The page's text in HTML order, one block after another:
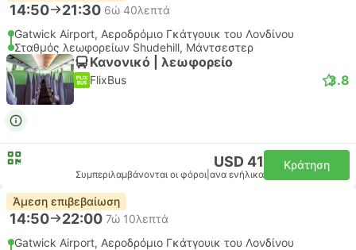
14:50 21:30 6ώ 40λεπτά
Gatwick Airport, Αεροδρόμιο Γκάτγουικ του Λονδίνου
Σταθμός λεωφορείων Shudehill, Μάντσεστερ
Κανονικό | λεωφορείο
FlixBus 3.8
USD 41
Συμπεριλαμβάνονται οι φόροι ανα ενήλικα
Κράτηση
Άμεση επιβεβαίωση
14:50 22:00 7ώ 10λεπτά
Gatwick Airport, Αεροδρόμιο Γκάτγουικ του Λονδίνου